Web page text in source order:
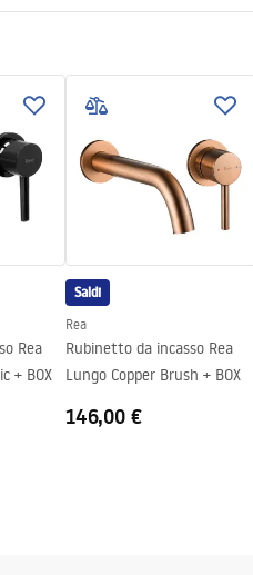
Oro spazzolato
110
mm
Faucets_-_5.pdf
Rea
+ BOX
Saldi
Rea
Rubinetto da incasso Rea
Lungo Copper Brush + BOX
146,00 €